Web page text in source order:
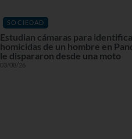
SOCIEDAD
Estudian cámaras para
homicidas de un hombre en
le dispararon desde una moto
03/08/26